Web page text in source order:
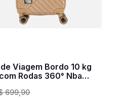
Viagem Bordo 10 kg
Rodas 360° Nba
699,90